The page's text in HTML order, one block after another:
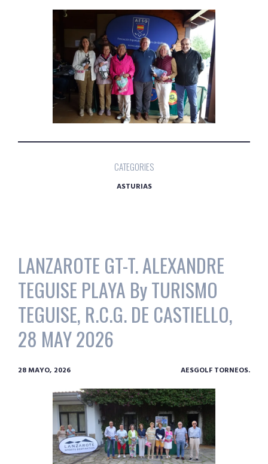
CATEGORIES
ASTURIAS
LANZAROTE GT-T. ALEXANDRE
TEGUISE PLAYA By TURISMO
TEGUISE, R.C.G. DE CASTIELLO,
28 MAY 2026
28 MAYO, 2026 AESGOLF TORNEOS.